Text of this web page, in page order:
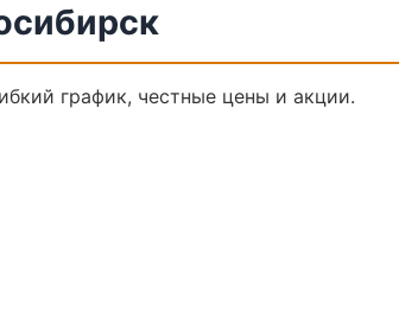
график, честные цены и акции.